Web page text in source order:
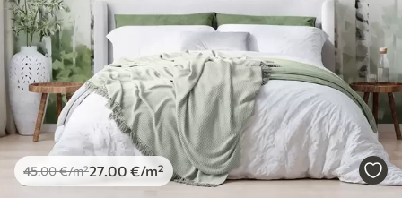
45.00€/m²27 .00 €/m²